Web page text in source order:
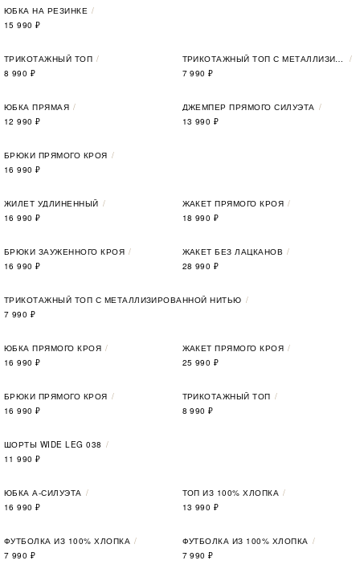
ЮБКА НА РЕЗИНКЕ
15 990 ₽
ТРИКОТАЖНЫЙ ТОП
8 990 ₽
ТРИКОТАЖНЫЙ ТОП С МЕТАЛЛИЗИРОВАННОЙ НИТЬЮ
7 990 ₽
ЮБКА ПРЯМАЯ
12 990 ₽
ДЖЕМПЕР ПРЯМОГО СИЛУЭТА
13 990 ₽
БРЮКИ ПРЯМОГО КРОЯ
16 990 ₽
ЖИЛЕТ УДЛИНЕННЫЙ
16 990 ₽
ЖАКЕТ ПРЯМОГО КРОЯ
18 990 ₽
БРЮКИ ЗАУЖЕННОГО КРОЯ
16 990 ₽
ЖАКЕТ БЕЗ ЛАЦКАНОВ
28 990 ₽
ТРИКОТАЖНЫЙ ТОП С МЕТАЛЛИЗИРОВАННОЙ НИТЬЮ
7 990 ₽
ЮБКА ПРЯМОГО КРОЯ
16 990 ₽
ЖАКЕТ ПРЯМОГО КРОЯ
25 990 ₽
БРЮКИ ПРЯМОГО КРОЯ
16 990 ₽
ТРИКОТАЖНЫЙ ТОП
8 990 ₽
ШОРТЫ WIDE LEG 038
11 990 ₽
ЮБКА А-СИЛУЭТА
16 990 ₽
ТОП ИЗ 100% ХЛОПКА
13 990 ₽
ФУТБОЛКА ИЗ 100% ХЛОПКА
7 990 ₽
ФУТБОЛКА ИЗ 100% ХЛОПКА
7 990 ₽